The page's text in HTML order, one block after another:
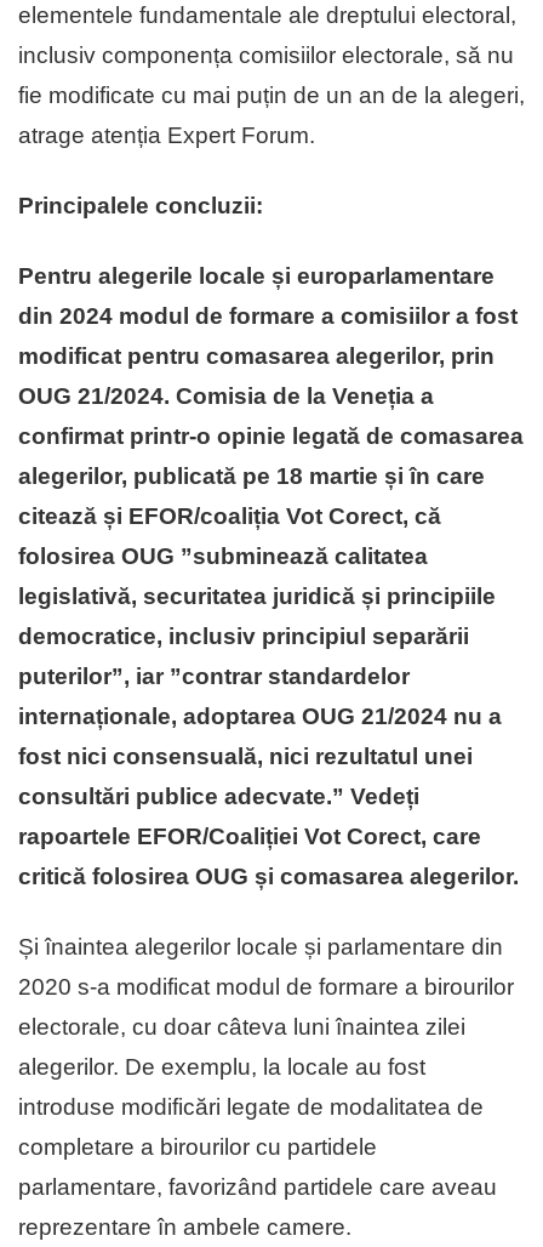
elementele fundamentale ale dreptului electoral,
inclusiv componența comisiilor electorale, să nu
fie modificate cu mai puțin de un an de la alegeri,
atrage atenția Expert Forum.
Principalele concluzii:
Pentru alegerile locale și europarlamentare
din 2024 modul de formare a comisiilor a fost
modificat pentru comasarea alegerilor, prin
OUG 21/2024. Comisia de la Veneția a
confirmat printr-o opinie legată de comasarea
alegerilor, publicată pe 18 martie și în care
citează și EFOR/coaliția Vot Corect, că
folosirea OUG ”subminează calitatea
legislativă, securitatea juridică și principiile
democratice, inclusiv principiul separării
puterilor”, iar ”contrar standardelor
internaționale, adoptarea OUG 21/2024 nu a
fost nici consensuală, nici rezultatul unei
consultări publice adecvate.” Vedeți
rapoartele EFOR/Coaliției Vot Corect, care
critică folosirea OUG și comasarea alegerilor.
Și înaintea alegerilor locale și parlamentare din
2020 s-a modificat modul de formare a birourilor
electorale, cu doar câteva luni înaintea zilei
alegerilor. De exemplu, la locale au fost
introduse modificări legate de modalitatea de
completare a birourilor cu partidele
parlamentare, favorizând partidele care aveau
reprezentare în ambele camere.